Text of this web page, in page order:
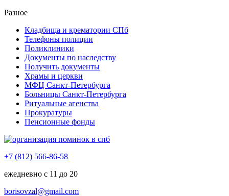
Разное
Кладбища и крематории СПб
Телефоны полиции
Поликлиники
Документы по наследству
Получить документы
Храмы и церкви
МФЦ Санкт-Петербурга
Больницы Санкт-Петербурга
Ритуальные агенства
Прокуратуры
Пенсионные фонды
+7 (812) 566-86-58
ежедневно с 11 до 20
borisovzal@gmail.com